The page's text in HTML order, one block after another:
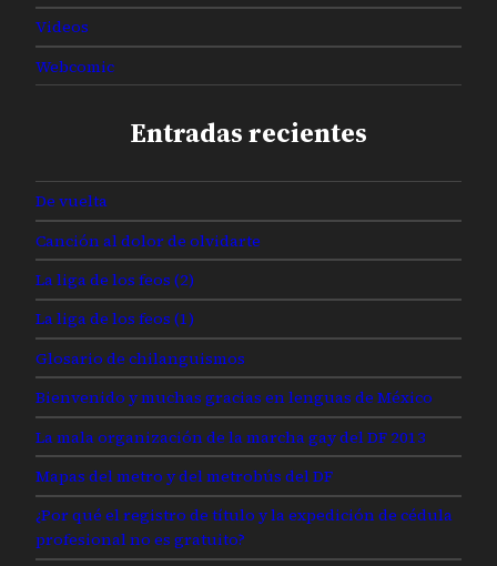
Videos
Webcomic
Entradas recientes
De vuelta
Canción al dolor de olvidarte
La liga de los feos (2)
La liga de los feos (1)
Glosario de chilanguismos
Bienvenido y muchas gracias en lenguas de México
La mala organización de la marcha gay del DF 2013
Mapas del metro y del metrobús del DF
¿Por qué el registro de título y la expedición de cédula
profesional no es gratuito?